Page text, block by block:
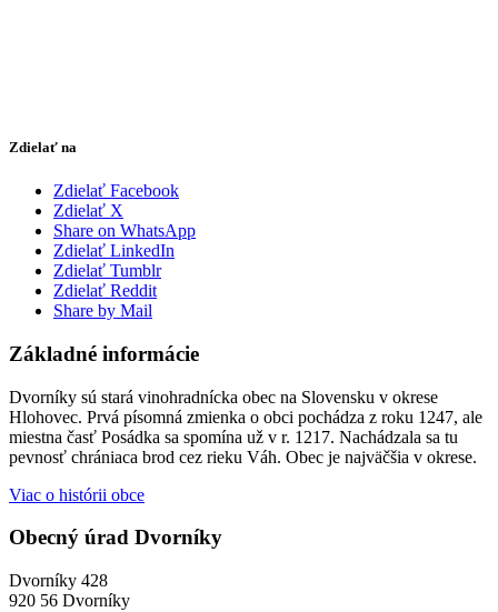
Zdielať na
Zdielať Facebook
Zdielať X
Share on WhatsApp
Zdielať LinkedIn
Zdielať Tumblr
Zdielať Reddit
Share by Mail
Základné informácie
Dvorníky sú stará vinohradnícka obec na Slovensku v okrese
Hlohovec. Prvá písomná zmienka o obci pochádza z roku 1247, ale
miestna časť Posádka sa spomína už v r. 1217. Nachádzala sa tu
pevnosť chrániaca brod cez rieku Váh. Obec je najväčšia v okrese.
Viac o histórii obce
Obecný úrad Dvorníky
Dvorníky 428
920 56 Dvorníky